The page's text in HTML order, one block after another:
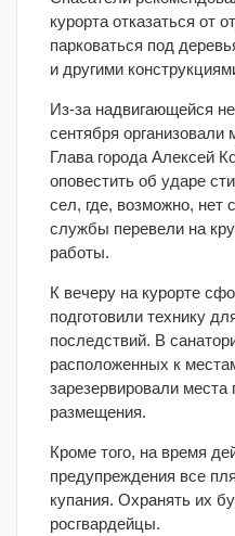
курорта отказаться от
парковаться под
и другими
Из-за надвигающейся
сентября
Глава города Алексей
оповестить об ударе
сел, где, возможно, нет
службы перевели на
работы.
К вечеру на курорте
подготовили технику
последствий. В
расположенных к
зарезервировали
размещения.
Кроме того, на время
предупреждения все
купания. Охранять их
росгвардейцы.